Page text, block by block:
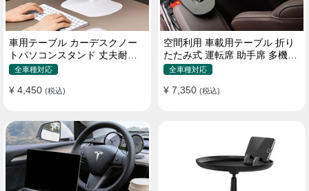
車用テーブル カーデスクノー
トパソコンスタンド 丈夫耐用
調整可能 車内車外 多機能用
全車種対応
¥ 4,450 (税込)
空間利用 車載用テーブル 折り
たたみ式 運転席 助手席 多機能
パソコン 食事 書き込み
全車種対応
¥ 7,350 (税込)